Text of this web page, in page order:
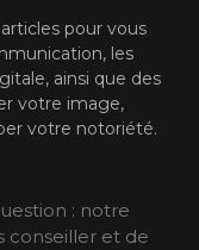
pour vous
les
ainsi que des
votre image,
votre notoriété.
: notre
conseiller et de